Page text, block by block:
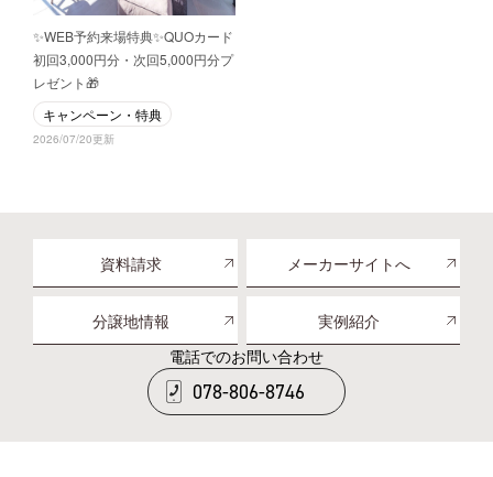
✨WEB予約来場特典✨QUOカード
初回3,000円分・次回5,000円分プ
レゼント🎁
キャンペーン・特典
2026/07/20更新
資料請求 メーカーサイトへ
分譲地情報
実例紹介
電話でのお問い合わせ
078-806-8746